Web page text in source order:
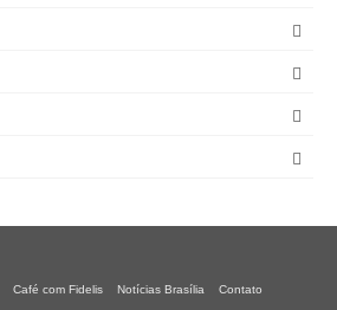
Café com Fidelis Notícias Brasília Contato